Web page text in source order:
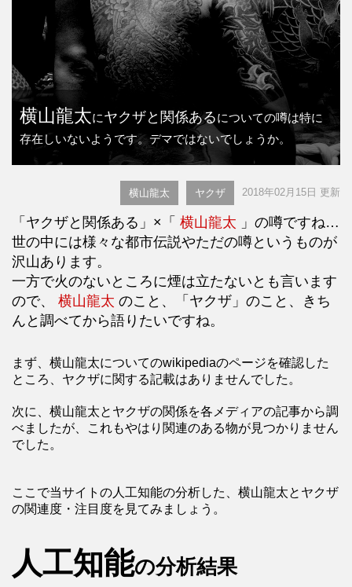
横山龍太にヤクザと関係あるについての噂は特に
存在しいないようです。デマではないでしょうか。
横山龍太 ヤクザ 2018年02月15日 更新
「ヤクザと関係ある」×「 横山龍太 」の噂ですね…
世の中には様々な都市伝説やただの噂というものが
沢山あります。
一方で火のないところに煙は立たないとも言います
ので、 横山龍太 のこと、「ヤクザ」のこと、きち
んと調べてから語りたいですね。
まず、横山龍太についてのwikipediaのページを確認した
ところ、ヤクザに関する記載はありませんでした。
次に、横山龍太とヤクザの関係を各メディアの記事から調
べましたが、これもやはり関連のある物が見つかりません
でした。
ここで当サイトの人工知能の分析した、横山龍太とヤクザ
の関連度・注目度を見てみましょう。
人工知能の分析結果